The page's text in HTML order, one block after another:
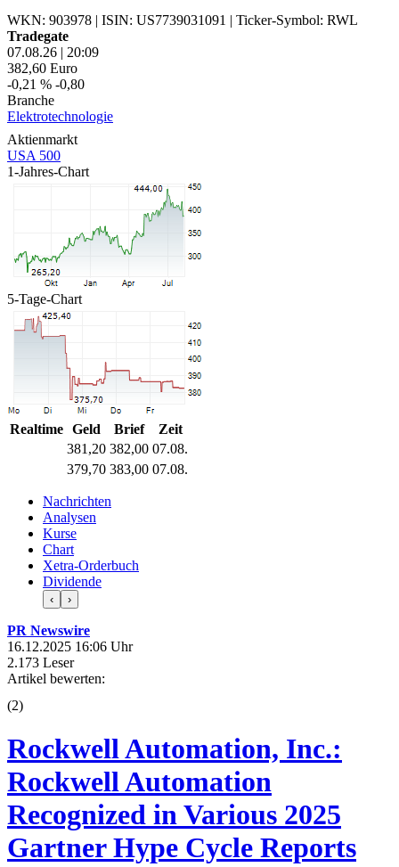
WKN: 903978 | ISIN: US7739031091 | Ticker-Symbol: RWL
Tradegate
07.08.26 | 20:09
382,60 Euro
-0,21 % -0,80
Branche
Elektrotechnologie
Aktienmarkt
USA 500
1-Jahres-Chart
5-Tage-Chart
Realtime Geld Brief
Zeit
381,20 382,00 07.08.
379,70 383,00 07.08.
Nachrichten
Analysen
Kurse
Chart
Xetra-Orderbuch
Dividende
‹ ›
PR Newswire
16.12.2025 16:06 Uhr
2.173 Leser
Artikel bewerten:
(2)
Rockwell Automation, Inc.:
Rockwell Automation
Recognized in Various 2025
Gartner Hype Cycle Reports